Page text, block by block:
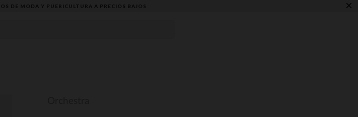
DE MODA Y PUERICULTURA A PRECIOS BAJOS ×